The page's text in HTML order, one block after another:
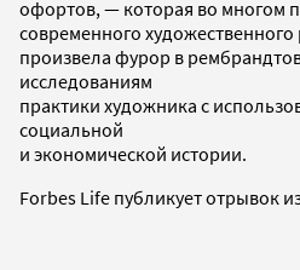
офортов, — которая во многом
современного
произвела фурор в
исследованиям
практики художника с
социальной
и экономической истории.
Forbes Life публикует отрывок